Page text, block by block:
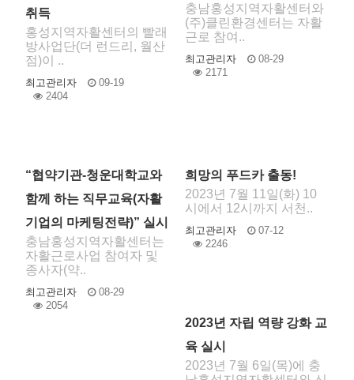
취득
홍성지역자활센터의 빨래
방사업단(더 런드리, 월산
점)이 ..
최고관리자
09-19
2404
충남홍성지역자활센터와
(주)클린환경센터는 자활
근로 참여..
최고관리자
08-29
2171
“협약기관-청운대학교와
함께 하는 직무교육(자활
기업의 마케팅전략)” 실시
충남홍성지역자활센터는
자활근로사업 참여자 및
종사자(약..
최고관리자
08-29
2054
희망의 푸드카 출동!
2023년 7월 11일(화) 10
시에서 12시까지 서천..
최고관리자
07-12
2246
2023년 자립 역량 강화 교
육 실시
2023년 7월 6일(목)에 충